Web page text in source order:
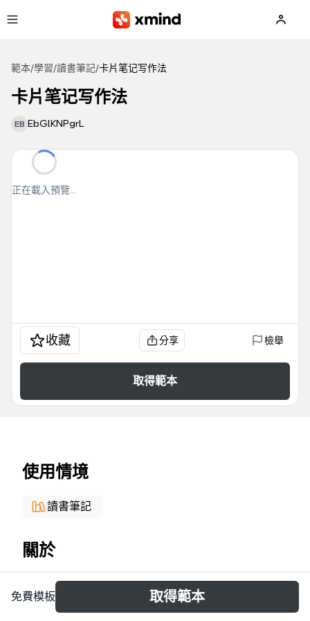
範本/學習/讀書筆記/卡片笔记写作法
卡片笔记写作法
EB EbGlKNPgrL
正在載入預覽...
收藏 分享 檢舉
取得範本
使用情境
讀書筆記
關於
《卡片笔记写作法》思维导图模板基于德国社会学家尼
克拉斯·卢曼的Zettelkasten方法，系统梳理了从阅读到
写作的完整流程。模板包含142个节点，覆盖卡片盒写
免費模板 取得範本